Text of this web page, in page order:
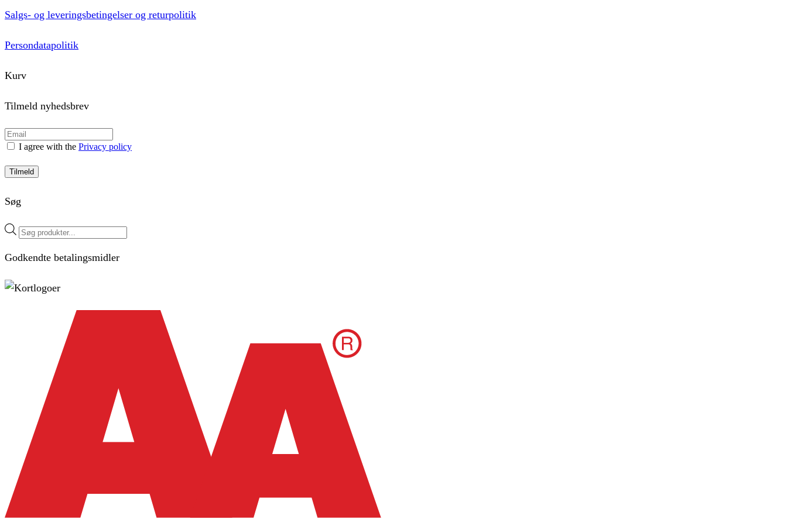
Salgs- og leveringsbetingelser og returpolitik
Persondatapolitik
Kurv
Tilmeld nyhedsbrev
I agree with the Privacy policy
Tilmeld
Søg
Products
search
Godkendte betalingsmidler